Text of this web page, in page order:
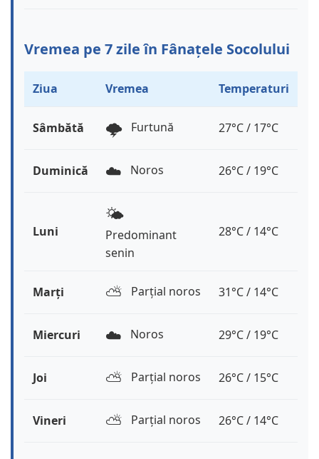
Vremea pe 7 zile în Fânațele Socolului
Ziua Vremea Temperaturi
Sâmbătă 🌩️ Furtună 27°C / 17°C
Duminică ☁️ Noros 26°C / 19°C
Luni
🌤️
Predominant
senin
28°C / 14°C
Marți ⛅️ Parțial noros 31°C / 14°C
Miercuri ☁️ Noros 29°C / 19°C
Joi ⛅️ Parțial noros 26°C / 15°C
Vineri ⛅️ Parțial noros 26°C / 14°C